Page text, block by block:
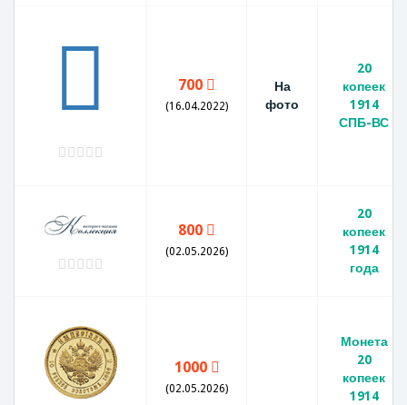
700
(16.04.2022)
На
фото
20
копеек
1914
СПБ-ВС
800
(02.05.2026)
20
копеек
1914
года
1000
(02.05.2026)
Монета
20
копеек
1914